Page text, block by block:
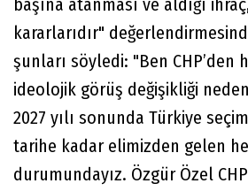
başına atanması ve aldığı
kararlarıdır"
şunları söyledi: "Ben CHP’den
ideolojik görüş değişikliği
2027 yılı sonunda Türkiye
tarihe kadar elimizden gelen
durumundayız. Özgür Özel